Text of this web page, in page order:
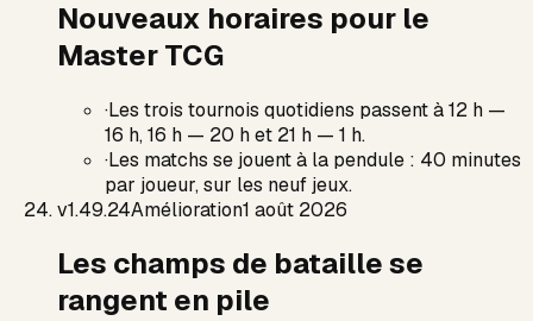
Nouveaux horaires pour le
Master TCG
·Les trois tournois quotidiens passent à 12 h —
16 h, 16 h — 20 h et 21 h — 1 h.
·Les matchs se jouent à la pendule : 40 minutes
par joueur, sur les neuf jeux.
v1.49.24Amélioration1 août 2026
Les champs de bataille se
rangent en pile